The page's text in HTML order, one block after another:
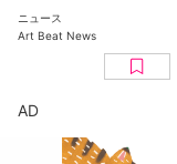
陸。豊洲のCREVIA
BASE Tokyoで11月開
ニュース
Art Beat News
AD